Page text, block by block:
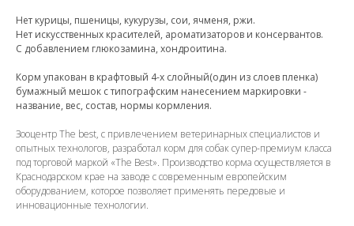
Нет курицы, пшеницы, кукурузы, сои, ячменя, ржи.
Нет искусственных красителей, ароматизаторов и консервантов.
С добавлением глюкозамина, хондроитина.
Корм упакован в крафтовый 4-х слойный(один из слоев пленка)
бумажный мешок с типографским нанесением маркировки -
название, вес, состав, нормы кормления.
Зооцентр The best, с привлечением ветеринарных специалистов и
опытных технологов, разработал корм для собак супер-премиум класса
под торговой маркой «The Best». Производство корма осуществляется в
Краснодарском крае на заводе с современным европейским
оборудованием, которое позволяет применять передовые и
инновационные технологии.